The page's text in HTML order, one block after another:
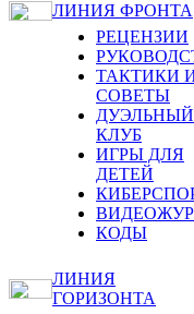
ЛИНИЯ ФРОНТА
РЕЦЕНЗИИ
ТАКТИКИ
СОВЕТЫ
ДУЭЛЬНЫЙ
КЛУБ
ИГРЫ ДЛЯ
ДЕТЕЙ
КОДЫ
ЛИНИЯ
ГОРИЗОНТА